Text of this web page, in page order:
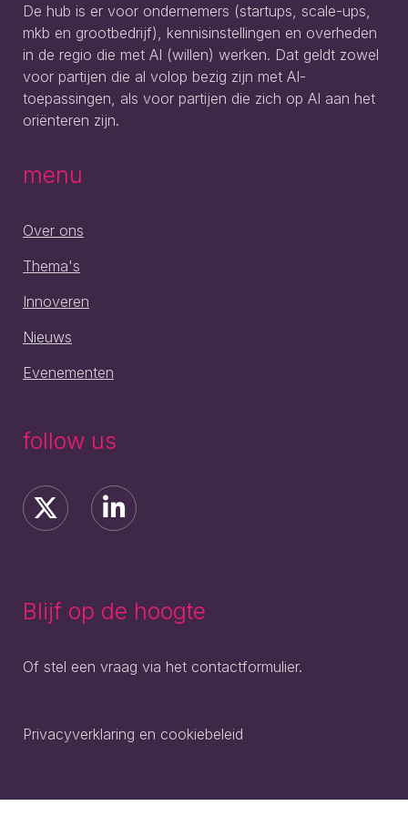
De hub is er voor ondernemers (startups, scale-ups,
mkb en grootbedrijf), kennisinstellingen en overheden
in de regio die met AI (willen) werken. Dat geldt zowel
voor partijen die al volop bezig zijn met AI-
toepassingen, als voor partijen die zich op AI aan het
oriënteren zijn.
menu
Over ons
Thema's
Innoveren
Nieuws
Evenementen
follow us
Blijf op de hoogte
Of stel een vraag via het contactformulier.
Privacyverklaring en cookiebeleid